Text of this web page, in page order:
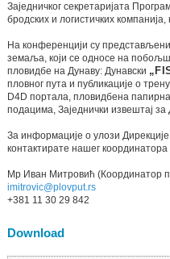
Заједничког секретаријата
бродских и логистичких
На конференцији су
земаља, који се односе на
пловидбе на Дунаву: Дунавски
пловног пута и публикације о
D4D портала, пловидбена
подацима, Заједнички извештај
За информације о улози
контактирате нашег координатора
Мр Иван Митровић (Координатор
imitrovic@plovput.rs
+381 11 30 29 842
Download